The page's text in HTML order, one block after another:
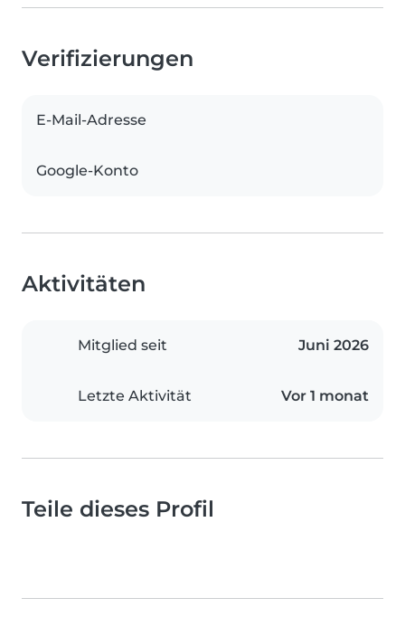
Verifizierungen
E-Mail-Adresse
Google-Konto
Aktivitäten
Mitglied seit Juni 2026
Letzte Aktivität Vor 1 monat
Teile dieses Profil